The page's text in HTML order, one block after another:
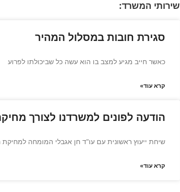
שירותי המשרד:
סגירת חובות במסלול המהיר
כאשר חייב מגיע למצב בו הוא עשה כל שביכולתו לפרוע
קרא עוד»
הודעה לפונים למשרדנו לצורך
שיחת ייעוץ ראשונית עם עו"ד חן אגבלי המומחה למחיקת
קרא עוד»